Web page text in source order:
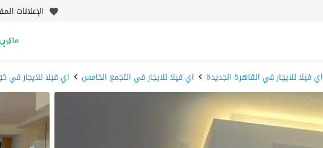
الإعلانات
اي فيلا للايجار في القاهرة الجديدة اي فيلا للايجار في التجمع الخامس اي فيلا للايجار في